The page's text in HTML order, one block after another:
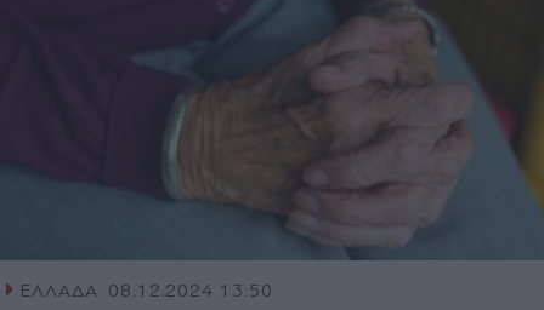
ΕΛΛΑΔΑ 08.12.2024 13:50